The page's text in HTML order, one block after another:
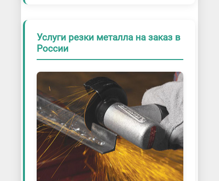
Услуги резки металла на заказ в
России